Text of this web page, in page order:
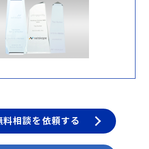
会社情報
料相談を依頼する